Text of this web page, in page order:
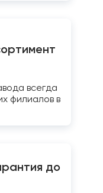
всегда
филиалов в
до